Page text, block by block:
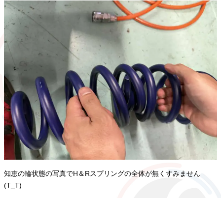
知恵の輪状態の写真でH＆Rスプリングの全体が無くすみません
(T_T)